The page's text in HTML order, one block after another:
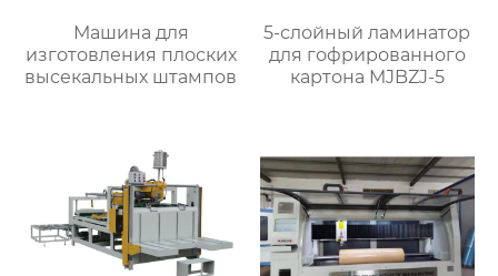
Машина для
изготовления плоских
высекальных штампов
5-слойный ламинатор
для гофрированного
картона MJBZJ-5